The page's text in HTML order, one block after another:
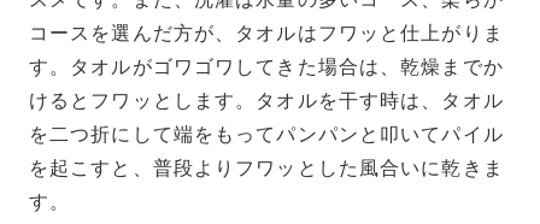
コースを選んだ方が、タオルはフワッと仕上がりま
す。タオルがゴワゴワしてきた場合は、乾燥までか
けるとフワッとします。タオルを干す時は、タオル
を二つ折にして端をもってパンパンと叩いてパイル
を起こすと、普段よりフワッとした風合いに乾きま
す。